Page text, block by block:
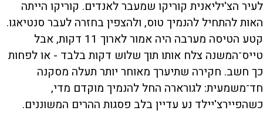
לעיר הצ'יליאנית קוריקו שמעבר לאנדים. קוריקו הייתה
האות להתחיל להנמיך טוס, ולהצפין בחזרה לעבר סנטיאגו.
קטע הטיסה מערבה היה אמור לארוך 11 דקות, אבל
טייס־המשנה צלח אותו תוך שלוש דקות בלבד - או לפחות
כך חשב. חקירה שתיערך מאוחר יותר תעלה מסקנה
חד־משמעית: לגורארה החל להנמיך מוקדם מדי,
כשהפיירצ'יילד נע עדיין בלב פסגות ההרים המשוננים.